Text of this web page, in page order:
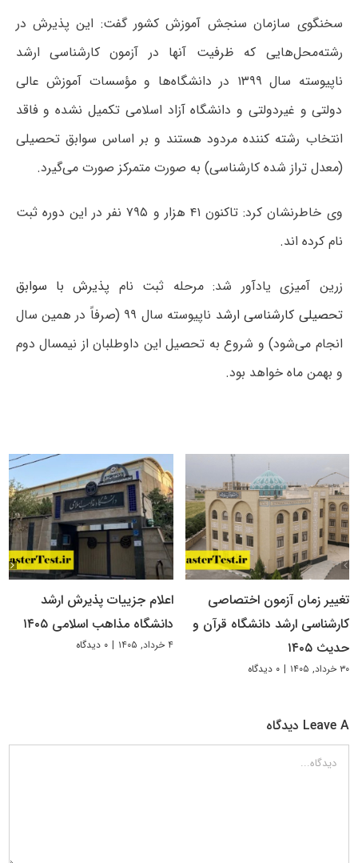
سخنگوی سازمان سنجش آموزش کشور گفت: این پذیرش در
رشته‌محل‌هایی که ظرفیت آنها در آزمون کارشناسی ارشد
ناپیوسته سال ۱۳۹۹ در دانشگاه‌ها و مؤسسات آموزش عالی
دولتی و غیردولتی و دانشگاه آزاد اسلامی تکمیل نشده و فاقد
انتخاب رشته کننده مردود هستند و بر اساس سوابق تحصیلی
(معدل تراز شده کارشناسی) به صورت متمرکز صورت می‌گیرد.
وی خاطرنشان کرد: تاکنون ۴۱ هزار و ۷۹۵ نفر در این دوره ثبت
نام کرده اند.
زرین آمیزی یادآور شد: مرحله ثبت نام پذیرش با سوابق
تحصیلی کارشناسی ارشد
ناپیوسته سال ۹۹ (صرفاً در همین سال
انجام می‌شود) و شروع به تحصیل این داوطلبان از نیمسال دوم
و بهمن ماه خواهد بود.
تغییر زمان آزمون اختصاصی
کارشناسی ارشد دانشگاه قرآن و
حدیث ۱۴۰۵
۳۰ خرداد, ۱۴۰۵ | ۰ دیدگاه
اعلام جزییات پذیرش ارشد
دانشگاه مذاهب اسلامی ۱۴۰۵
۴ خرداد, ۱۴۰۵ | ۰ دیدگاه
Leave A دیدگاه
دیدگاه